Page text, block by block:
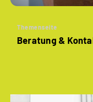
Themenseite
Beratung &